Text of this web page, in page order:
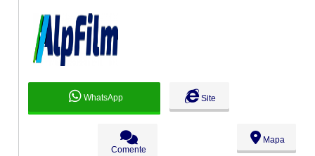
Sex:
Fechado
Sáb:
Fechado
Dom:
Fechado
WhatsApp Site
Comente
Mapa